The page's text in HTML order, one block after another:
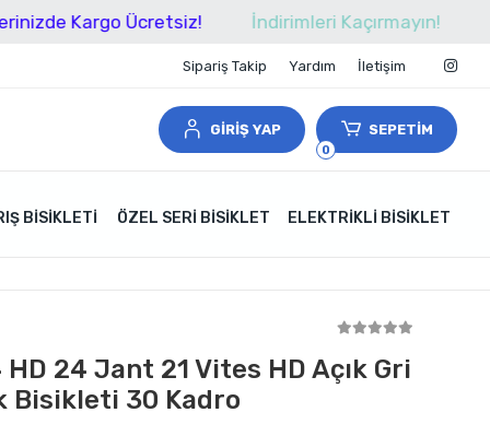
Ücretsiz! İndirimleri Kaçırmayın! Tüm
Sipariş Takip Yardım İletişim
GİRİŞ YAP
0
SEPETİM
BISIKLETI ÖZEL SERI BISIKLET ELEKTRIKLI BISIKLET
24 Jant 21 Vites HD Açık Gri
Bisikleti 30 Kadro